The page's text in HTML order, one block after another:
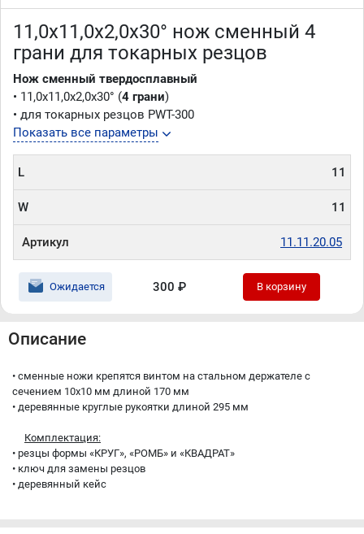
11,0x11,0x2,0x30° нож сменный 4
грани для токарных резцов
Нож сменный твердосплавный
• 11,0x11,0x2,0x30° (4 грани)
• для токарных резцов PWT-300
Показать все параметры
L 11
W 11
Артикул 11.11.20.05
Ожидается 300 ₽ В корзину
Описание
• сменные ножи крепятся винтом на стальном держателе с
сечением 10х10 мм длиной 170 мм
• деревянные круглые рукоятки длиной 295 мм
Комплектация:
• резцы формы «КРУГ», «РОМБ» и «КВАДРАТ»
• ключ для замены резцов
• деревянный кейс